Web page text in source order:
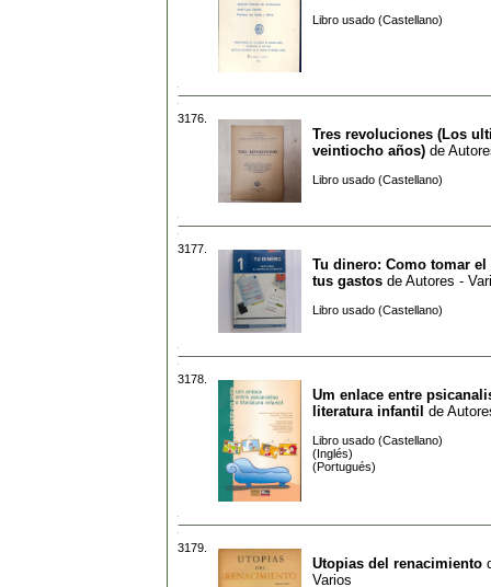
Libro usado (Castellano)
3176.
Tres revoluciones (Los
veintiocho años) de
Libro usado (Castellano)
3177.
Tu dinero: Como tomar
tus gastos de Autores -
Libro usado (Castellano)
3178.
Um enlace entre
literatura infantil de
Libro usado (Castellano)
(Inglés)
(Portugués)
3179.
Utopias del renacimiento
Varios